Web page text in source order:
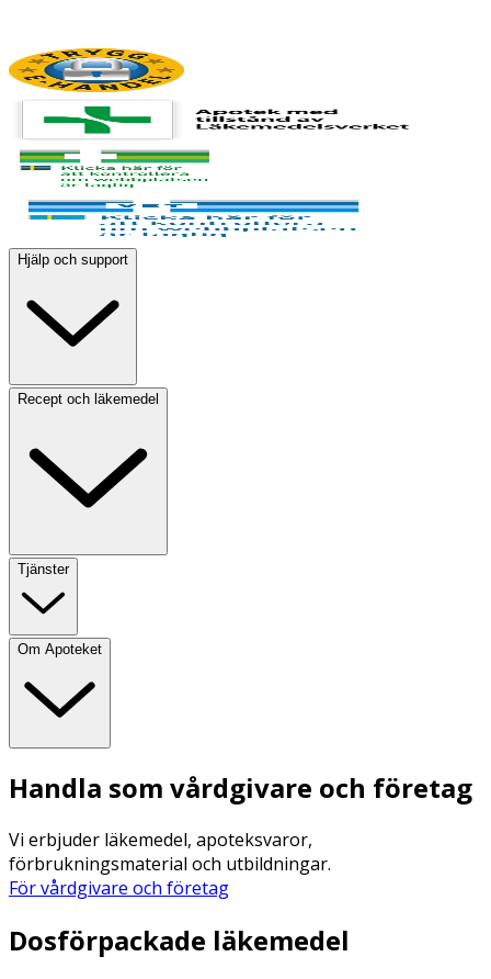
Hjälp och support
Recept och läkemedel
Tjänster
Om Apoteket
Handla som vårdgivare och företag
Vi erbjuder läkemedel, apoteksvaror,
förbrukningsmaterial och utbildningar.
För vårdgivare och företag
Dosförpackade läkemedel